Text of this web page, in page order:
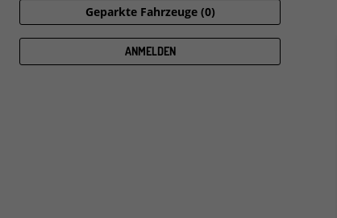
Geparkte Fahrzeuge (0)
ANMELDEN